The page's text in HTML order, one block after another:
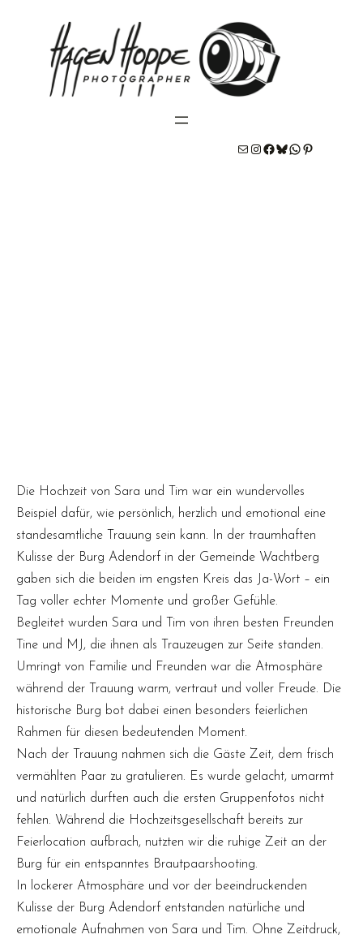
E-Mail # # Bluesky WhatsApp Pinterest
Die Hochzeit von Sara und Tim war ein wundervolles
Beispiel dafür, wie persönlich, herzlich und emotional eine
standesamtliche Trauung sein kann. In der traumhaften
Kulisse der Burg Adendorf in der Gemeinde Wachtberg
gaben sich die beiden im engsten Kreis das Ja-Wort – ein
Tag voller echter Momente und großer Gefühle.
Begleitet wurden Sara und Tim von ihren besten Freunden
Tine und MJ, die ihnen als Trauzeugen zur Seite standen.
Umringt von Familie und Freunden war die Atmosphäre
während der Trauung warm, vertraut und voller Freude. Die
historische Burg bot dabei einen besonders feierlichen
Rahmen für diesen bedeutenden Moment.
Nach der Trauung nahmen sich die Gäste Zeit, dem frisch
vermählten Paar zu gratulieren. Es wurde gelacht, umarmt
und natürlich durften auch die ersten Gruppenfotos nicht
fehlen. Während die Hochzeitsgesellschaft bereits zur
Feierlocation aufbrach, nutzten wir die ruhige Zeit an der
Burg für ein entspanntes Brautpaarshooting.
In lockerer Atmosphäre und vor der beeindruckenden
Kulisse der Burg Adendorf entstanden natürliche und
emotionale Aufnahmen von Sara und Tim. Ohne Zeitdruck,